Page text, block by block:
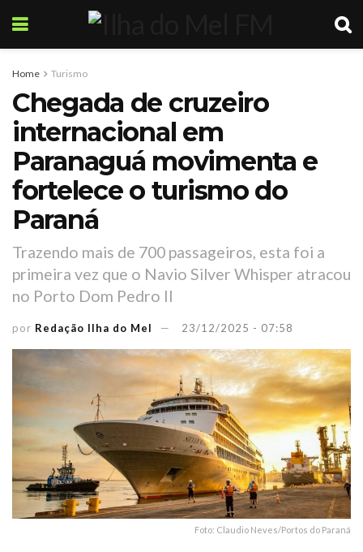
Home Turismo
Chegada de cruzeiro
internacional em
Paranaguá movimenta e
fortelece o turismo do
Paraná
Trazendo mais de 700 passageiros, esta foi a
primeira vez que o Navio Silver Whisper atracou
no Porto Dom Pedro II
por Redação Ilha do Mel 23/12/2025 - 07:58
Foto: Claudio Neves/Portos do Paraná